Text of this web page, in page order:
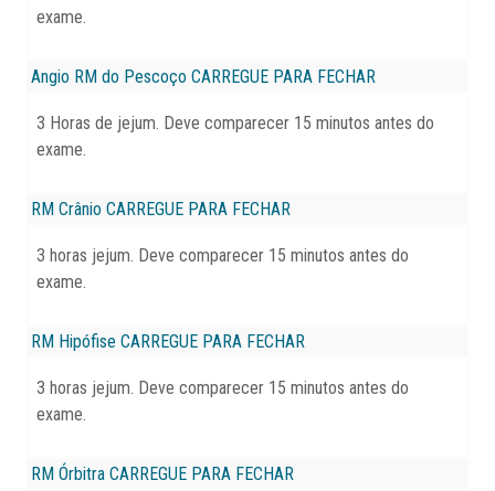
exame.
Angio RM do Pescoço CARREGUE PARA FECHAR
3 Horas de jejum. Deve comparecer 15 minutos antes do
exame.
RM Crânio CARREGUE PARA FECHAR
3 horas jejum. Deve comparecer 15 minutos antes do
exame.
RM Hipófise CARREGUE PARA FECHAR
3 horas jejum. Deve comparecer 15 minutos antes do
exame.
RM Órbitra CARREGUE PARA FECHAR